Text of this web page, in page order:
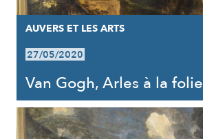
AUVERS ET LES ARTS
27/05/2020
Van Gogh, Arles à la folie